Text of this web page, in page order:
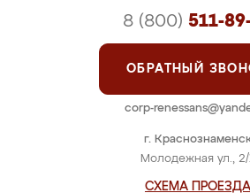
г.
Молодежная ул., 2/
СХЕМА ПРОЕЗДА
8 (800) 511-
ОБРАТНЫЙ
corp-